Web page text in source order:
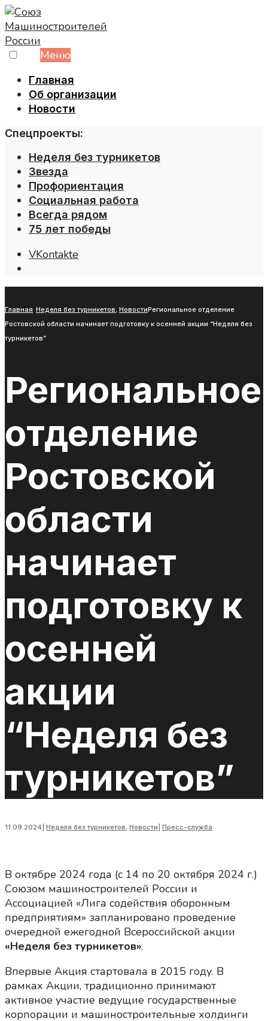
Skip
to
content
Меню
Главная
Об организации
Новости
Спецпроекты:
Неделя без турникетов
Звезда
Профориентация
Социальная работа
Всегда рядом
75 лет победы
VKontakte
Главная Неделя без турникетов, НовостиРегиональное отделение
Ростовской области начинает подготовку к осенней акции “Неделя без
турникетов”
Региональное
отделение
Ростовской
области
начинает
подготовку к
осенней
акции
“Неделя без
турникетов”
11.09.2024 Неделя без турникетов, Новости Пресс-служба
В октябре 2024 года (с 14 по 20 октября 2024 г.)
Союзом машиностроителей России и
Ассоциацией «Лига содействия оборонным
предприятиям» запланировано проведение
очередной ежегодной Всероссийской акции
«Неделя без турникетов».
Впервые Акция стартовала в 2015 году. В
рамках Акции, традиционно принимают
активное участие ведущие государственные
корпорации и машиностроительные холдинги